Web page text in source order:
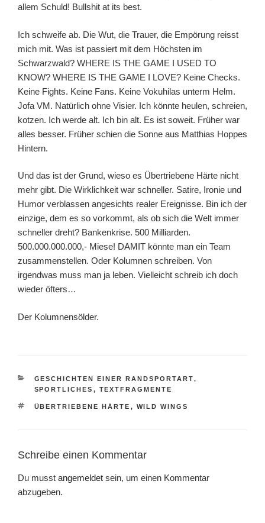
allem Schuld! Bullshit at its best.
Ich schweife ab. Die Wut, die Trauer, die Empörung reisst
mich mit. Was ist passiert mit dem Höchsten im
Schwarzwald? WHERE IS THE GAME I USED TO
KNOW? WHERE IS THE GAME I LOVE? Keine Checks.
Keine Fights. Keine Fans. Keine Vokuhilas unterm Helm.
Jofa VM. Natürlich ohne Visier. Ich könnte heulen, schreien,
kotzen. Ich werde alt. Ich bin alt. Es ist soweit. Früher war
alles besser. Früher schien die Sonne aus Matthias Hoppes
Hintern.
Und das ist der Grund, wieso es Übertriebene Härte nicht
mehr gibt. Die Wirklichkeit war schneller. Satire, Ironie und
Humor verblassen angesichts realer Ereignisse. Bin ich der
einzige, dem es so vorkommt, als ob sich die Welt immer
schneller dreht? Bankenkrise. 500 Milliarden.
500.000.000.000,- Miese! DAMIT könnte man ein Team
zusammenstellen. Oder Kolumnen schreiben. Von
irgendwas muss man ja leben. Vielleicht schreib ich doch
wieder öfters…
Der Kolumnensölder.
KATEGORIEN
GESCHICHTEN EINER RANDSPORTART,
SPORTLICHES , TEXTFRAGMENTE
SCHLAGWÖRTER
ÜBERTRIEBENE HÄRTE , WILD WINGS
Schreibe einen Kommentar
Du musst angemeldet sein, um einen Kommentar
abzugeben.